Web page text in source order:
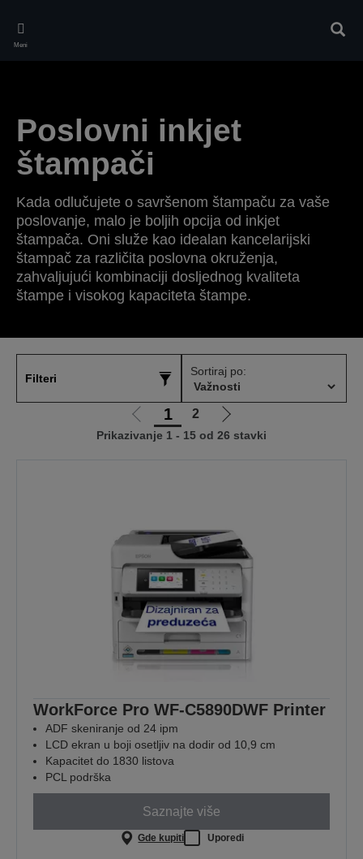
main
Meni
Poslovni inkjet
štampači
Kada odlučujete o savršenom štampaču za vaše
poslovanje, malo je boljih opcija od inkjet
štampača. Oni služe kao idealan kancelarijski
štampač za različita poslovna okruženja,
zahvaljujući kombinaciji dosljednog kvaliteta
štampe i visokog kapaciteta štampe.
Filteri
Sortiraj po:
Idi
na
1 2
Idi
na
Prikazivanje 1 - 15 od 26 stavki
WorkForce Pro WF-C5890DWF Printer
ADF skeniranje od 24 ipm
LCD ekran u boji osetljiv na dodir od 10,9 cm
Kapacitet do 1830 listova
PCL podrška
Saznajte više
Gde kupiti Uporedi